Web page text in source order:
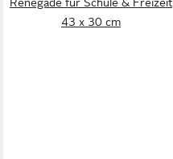
43 x 30 cm